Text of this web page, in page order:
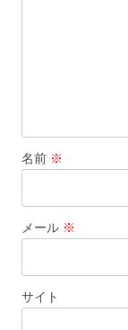
名前 ※
メール ※
サイト